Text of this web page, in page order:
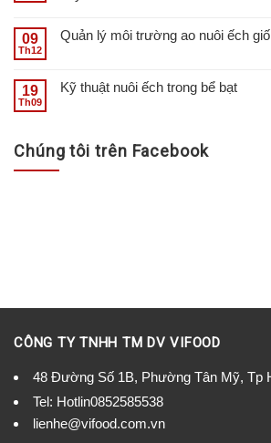
09
Th12
Quản lý môi trường ao nuôi ếch
19
Th09
Kỹ thuật nuôi ếch trong bể bạt
Chúng tôi trên Facebook
CÔNG TY TNHH TM DV VIFOOD
48 Đường Số 1B, Phường Tân Mỹ, Tp
Tel: Hotlin0852585538
lienhe@vifood.com.vn